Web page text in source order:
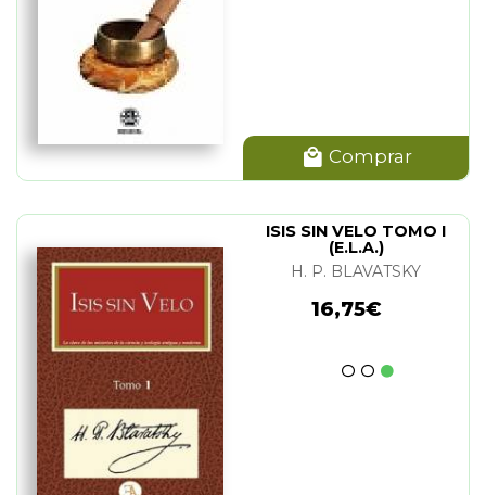
Comprar
ISIS SIN VELO TOMO I
(E.L.A.)
H. P. BLAVATSKY
16,75€